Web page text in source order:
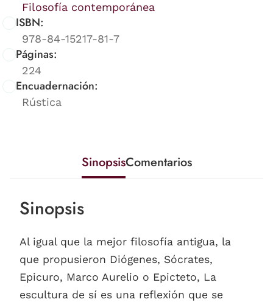
Filosofía contemporánea
ISBN:
978-84-15217-81-7
Páginas:
224
Encuadernación:
Rústica
SinopsisComentarios
Sinopsis
Al igual que la mejor filosofía antigua, la
que propusieron Diógenes, Sócrates,
Epicuro, Marco Aurelio o Epicteto, La
escultura de sí es una reflexión que se